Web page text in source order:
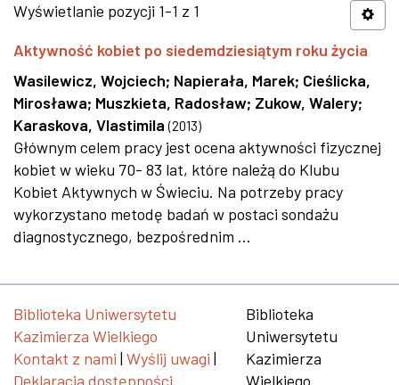
Wyświetlanie pozycji 1-1 z 1
Aktywność kobiet po siedemdziesiątym roku życia
Wasilewicz, Wojciech; Napierała, Marek; Cieślicka,
Mirosława; Muszkieta, Radosław; Zukow, Walery;
Karaskova, Vlastimila (2013)
Głównym celem pracy jest ocena aktywności fizycznej
kobiet w wieku 70- 83 lat, które należą do Klubu
Kobiet Aktywnych w Świeciu. Na potrzeby pracy
wykorzystano metodę badań w postaci sondażu
diagnostycznego, bezpośrednim ...
Biblioteka Uniwersytetu
Kazimierza Wielkiego
Kontakt z nami | Wyślij uwagi |
Deklaracja dostępności
Biblioteka
Uniwersytetu
Kazimierza
Wielkiego